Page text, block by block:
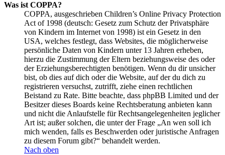
Was ist COPPA?
COPPA, ausgeschrieben Children’s Online Privacy Protection
Act of 1998 (deutsch: Gesetz zum Schutz der Privatsphäre
von Kindern im Internet von 1998) ist ein Gesetz in den
USA, welches festlegt, dass Websites, die möglicherweise
persönliche Daten von Kindern unter 13 Jahren erheben,
hierzu die Zustimmung der Eltern beziehungsweise des oder
der Erziehungsberechtigten benötigen. Wenn du dir unsicher
bist, ob dies auf dich oder die Website, auf der du dich zu
registrieren versuchst, zutrifft, ziehe einen rechtlichen
Beistand zu Rate. Bitte beachte, dass phpBB Limited und der
Besitzer dieses Boards keine Rechtsberatung anbieten kann
und nicht die Anlaufstelle für Rechtsangelegenheiten jeglicher
Art ist; außer solchen, die unter der Frage „An wen soll ich
mich wenden, falls es Beschwerden oder juristische Anfragen
zu diesem Forum gibt?“ behandelt werden.
Nach oben